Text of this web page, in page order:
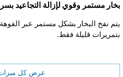
بخار مستمر وقوي لإزالة التجاعيد
يتم نفخ البخار بشكل مستمر عبر
بتمريرات قليلة فقط.
عرض كل ميزات